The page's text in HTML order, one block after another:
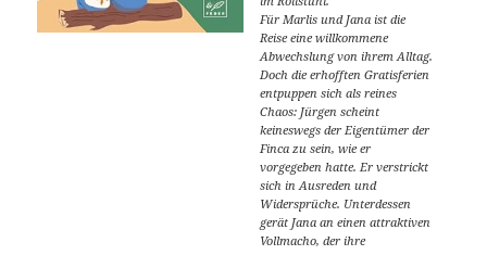
Für Marlis und Jana ist die
Reise eine willkommene
Abwechslung von ihrem Alltag.
Doch die erhofften Gratisferien
entpuppen sich als reines
Chaos: Jürgen scheint
keineswegs der Eigentümer der
Finca zu sein, wie er
vorgegeben hatte. Er verstrickt
sich in Ausreden und
Widersprüche. Unterdessen
gerät Jana an einen attraktiven
Vollmacho, der ihre